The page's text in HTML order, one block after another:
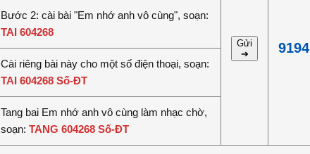
Gửi
➔
9194
Bước 2: cài bài "Em nhớ anh vô cùng", soạn:
TAI 604268
Cài riêng bài này cho một số điện thoại, soạn:
TAI 604268 Số-ĐT
Tang bai Em nhớ anh vô cùng làm nhạc chờ,
soạn: TANG 604268 Số-ĐT